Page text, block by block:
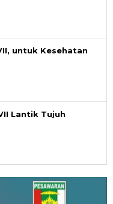
untuk Kesehatan
Lantik Tujuh